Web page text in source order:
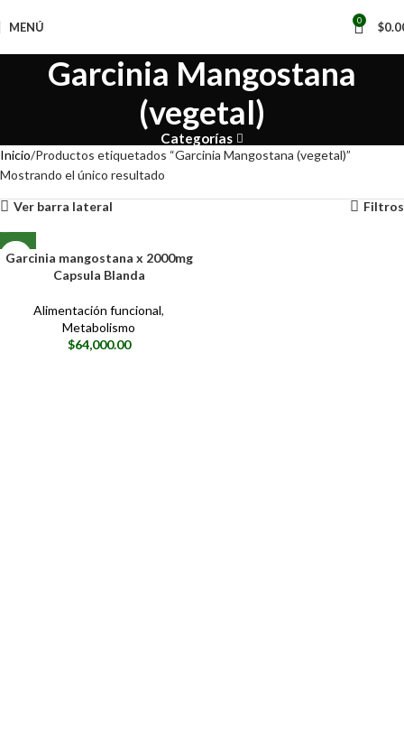
MENÚ 0 $
Garcinia Mangostana
(vegetal)
Categorías
Inicio Productos etiquetados “Garcinia Mangostana (vegetal)”
Mostrando el único resultado
Ver barra lateral Filtros
Garcinia mangostana x 2000mg
Capsula Blanda
Alimentación funcional,
Metabolismo
$64,000.00